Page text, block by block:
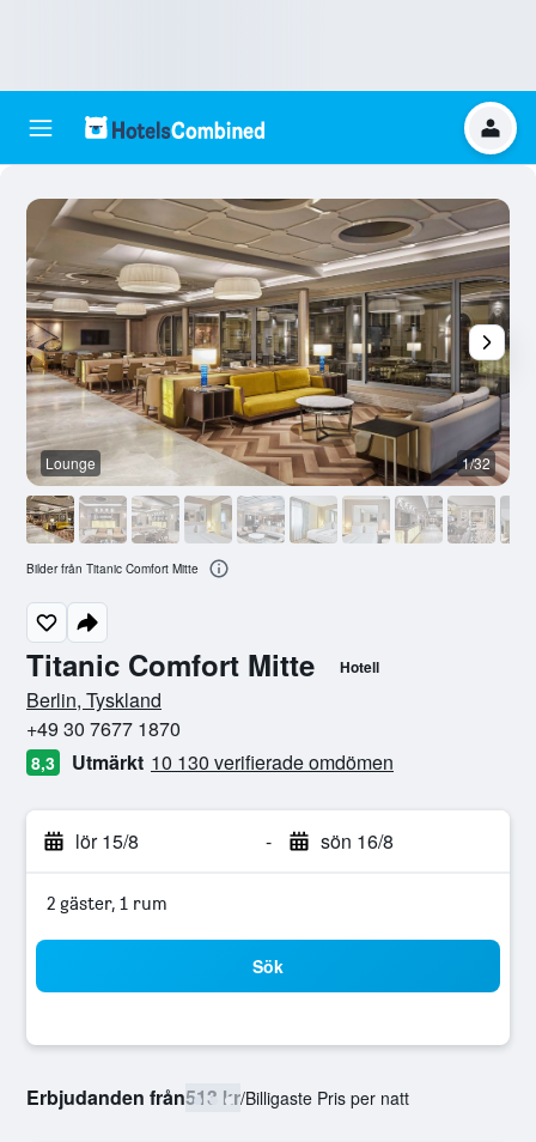
Titanic Comfort Mitte Hotell
0 stjärnor
Berlin, Tyskland
+49 30 7677 1870
8,3 Utmärkt 10 130 verifierade omdömen
lör 15/8 - sön 16/8
2 gäster, 1 rum
Sök
Erbjudanden från513 kr/Billigaste Pris per natt
Lounge 1/32
Bilder från Titanic Comfort Mitte